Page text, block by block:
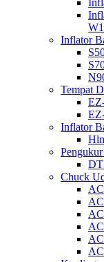
Inflator
Tempat
Inflator
Chuck